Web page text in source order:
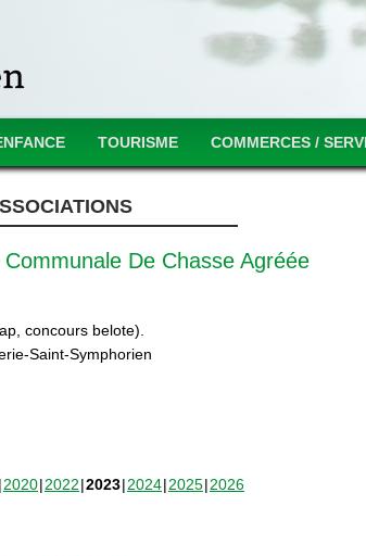
TOURISME COMMERCES /
De Chasse Agréée
concours belote).
Saint-Symphorien
2020 2022 2023 2024 2025 2026